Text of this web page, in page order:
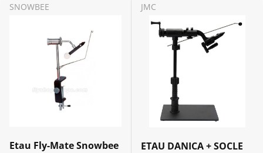
SNOWBEE
Etau Fly-Mate Snowbee
JMC
ETAU DANICA + SOCLE